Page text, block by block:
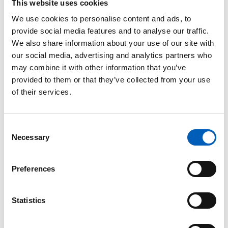
This website uses cookies
We use cookies to personalise content and ads, to
provide social media features and to analyse our traffic.
We also share information about your use of our site with
our social media, advertising and analytics partners who
may combine it with other information that you’ve
provided to them or that they’ve collected from your use
of their services.
Necessary
Preferences
Statistics
TV spiller også en vigtig rolle i at bevidstgøre
mennesker om krig og konflikt, og sociale og
økonomiske forskelle. Det kan bruges som et
værktøj, som opfordrer til handling på disse
områder.
en trussel. TV er ingen undtagelse. Jo mere
mangfoldigt TV-indhold er, jo mere nøjagtigt
Melissa Fleming, FN's Undergeneralsekretær